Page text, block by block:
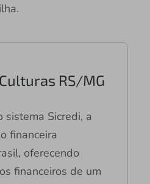
RS/MG
sistema Sicredi, a
financeira
oferecendo
financeiros de um